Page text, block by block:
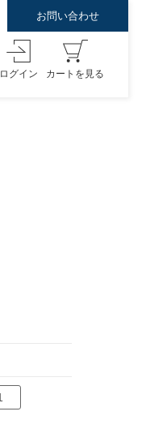
お問い合わせ
ログイン カートを見る